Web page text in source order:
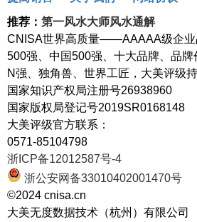
推荐： 第一风水大师风水通解
CNISA世界高质量——AAAAA级企业
500强、中国500强、十大品牌、品
N强、独角兽、世界工匠，大美评级
国家知识产权局注册号26938960
国家版权局登记号2019SR0168148
大美评级官方联系：
0571-85104798
浙ICP备12012587号-4
浙公安网备33010402001470号
©2024 cnisa.cn
大美无度数据技术（杭州）有限公司